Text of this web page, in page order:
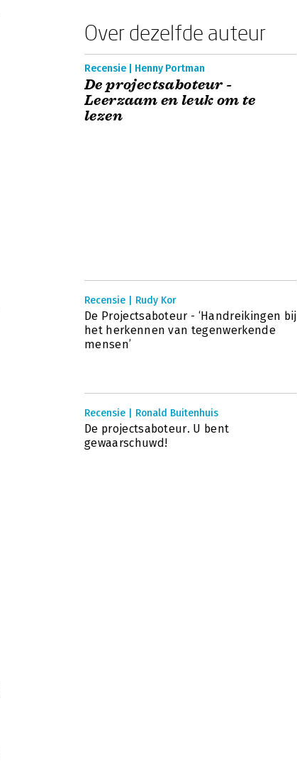
Over dezelfde auteur
Recensie | Henny Portman
De projectsaboteur -
Leerzaam en leuk om te
lezen
Recensie | Rudy Kor
De Projectsaboteur - ‘Handreikingen bij
het herkennen van tegenwerkende
mensen’
Recensie | Ronald Buitenhuis
De projectsaboteur. U bent
gewaarschuwd!